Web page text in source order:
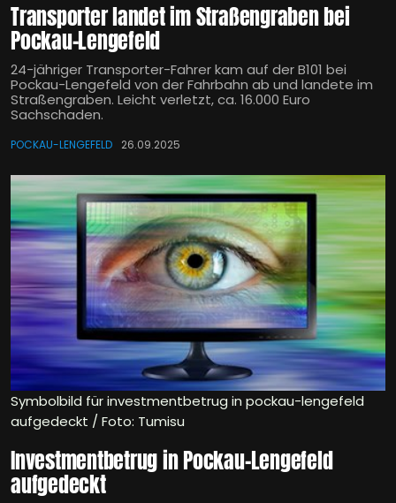
Transporter landet im Straßengraben bei
Pockau-Lengefeld
24-jähriger Transporter-Fahrer kam auf der B101 bei
Pockau-Lengefeld von der Fahrbahn ab und landete im
Straßengraben. Leicht verletzt, ca. 16.000 Euro
Sachschaden.
POCKAU-LENGEFELD 26.09.2025
Symbolbild für investmentbetrug in pockau-lengefeld
aufgedeckt / Foto: Tumisu
Investmentbetrug in Pockau-Lengefeld
aufgedeckt